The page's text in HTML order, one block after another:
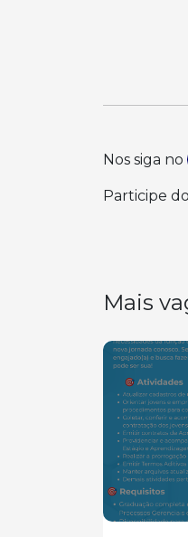
Nos siga no
Participe
Mais